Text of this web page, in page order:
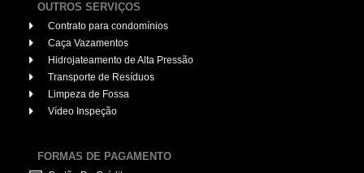
OUTROS SERVIÇOS
Contrato para condomínios
Caça Vazamentos
Hidrojateamento de Alta Pressão
Transporte de Resíduos
Limpeza de Fossa
Vídeo Inspeção
FORMAS DE PAGAMENTO